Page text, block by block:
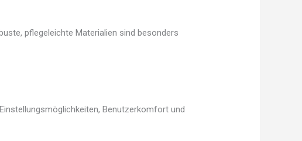
pflegeleichte Materialien sind besonders
Benutzerkomfort und